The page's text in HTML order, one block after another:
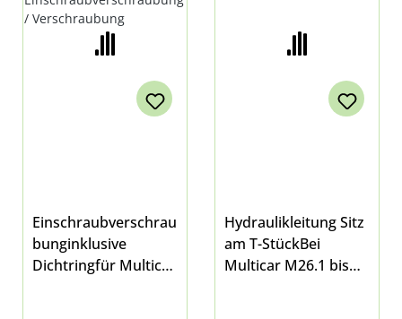
Einschraubverschrau
bunginklusive
Dichtringfür Multicar
Hydraulikleitung Sitz
am T-StückBei
Multicar M26.1 bis